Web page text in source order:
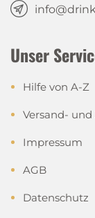
Unser
Hilfe von A-Z
Versand-
Impressum
AGB
Datenschutz